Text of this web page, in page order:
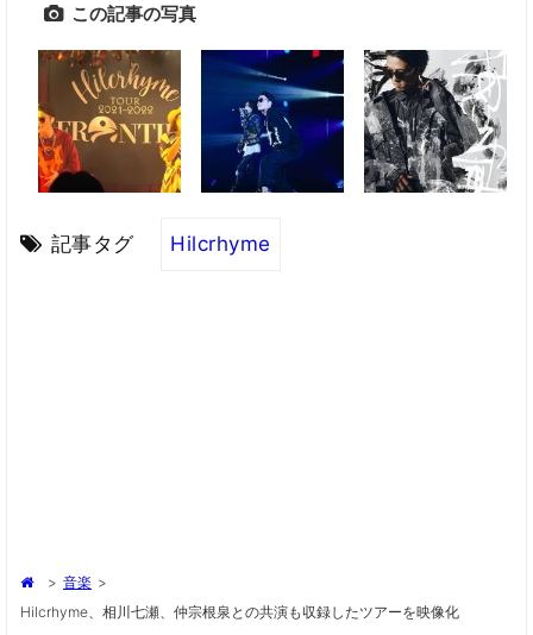
この記事の写真
記事タグ Hilcrhyme
> 音楽 >
Hilcrhyme、相川七瀬、仲宗根泉との共演も収録したツアーを映像化